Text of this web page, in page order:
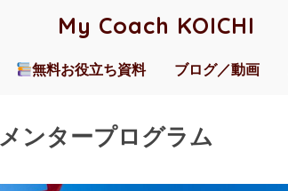
My Coach KOICHI
無料お役立ち資料 ブログ／動画
ンタープログラム